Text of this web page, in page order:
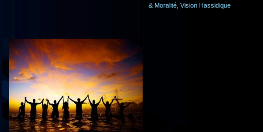
& Moralité Vision Hassidique